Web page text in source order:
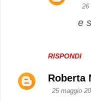
RISPONDI
26
e
Roberta
25 maggio